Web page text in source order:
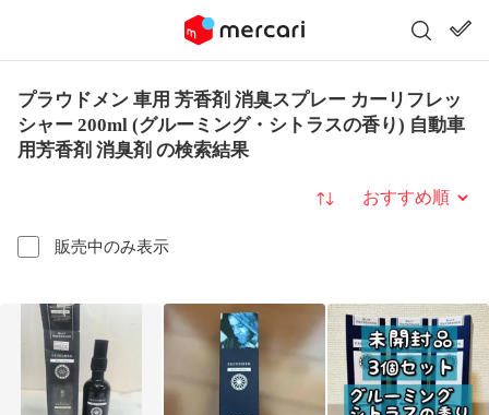
プラウドメン 車用 芳香剤 消臭スプレー カーリフレッ
シャー 200ml (グルーミング・シトラスの香り) 自動車
用芳香剤 消臭剤 の検索結果
販売中のみ表示
並び替え